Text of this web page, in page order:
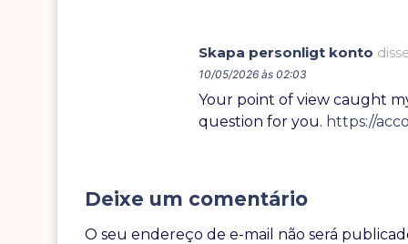
Skapa personligt konto
10/05/2026 às 02:03
Your point of view caught
question for you. https://
Deixe um comentário
O seu endereço de e-mail não será